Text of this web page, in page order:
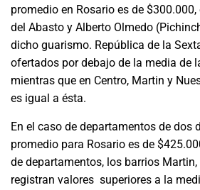
promedio en Rosario es de
del Abasto y Alberto Olmedo
dicho guarismo. República de la
ofertados por debajo de la media de
mientras que en Centro, Martin y
es igual a ésta.
En el caso de departamentos de dos
promedio para Rosario es de
de departamentos, los barrios
registran valores superiores a la